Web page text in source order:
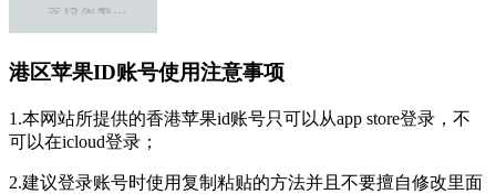
港区苹果ID账号使用注意事项
1.本网站所提供的香港苹果id账号只可以从app store登录，不
可以在icloud登录；
2.建议登录账号时使用复制粘贴的方法并且不要擅自修改里面